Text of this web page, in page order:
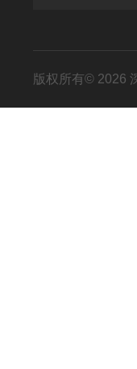
版权所有© 2026